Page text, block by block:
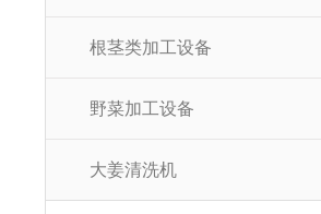
根茎类加工设备
野菜加工设备
大姜清洗机